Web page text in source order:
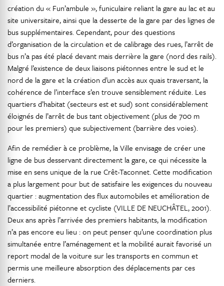
création du « Fun’ambule », funiculaire reliant la gare au lac et au
site universitaire, ainsi que la desserte de la gare par des lignes de
bus supplémentaires. Cependant, pour des questions
d’organisation de la circulation et de calibrage des rues, l’arrêt de
bus n’a pas été placé devant mais derrière la gare (nord des rails).
Malgré l’existence de deux liaisons piétonnes entre le sud et le
nord de la gare et la création d’un accès aux quais traversant, la
cohérence de l’interface s’en trouve sensiblement réduite. Les
quartiers d’habitat (secteurs est et sud) sont considérablement
éloignés de l’arrêt de bus tant objectivement (plus de 700 m
pour les premiers) que subjectivement (barrière des voies).
Afin de remédier à ce problème, la Ville envisage de créer une
ligne de bus desservant directement la gare, ce qui nécessite la
mise en sens unique de la rue Crêt-Taconnet. Cette modification
a plus largement pour but de satisfaire les exigences du nouveau
quartier : augmentation des flux automobiles et amélioration de
l’accessibilité piétonne et cycliste (VILLE DE NEUCHÂTEL, 2001).
Deux ans après l’arrivée des premiers habitants, la modification
n’a pas encore eu lieu : on peut penser qu’une coordination plus
simultanée entre l’aménagement et la mobilité aurait favorisé un
report modal de la voiture sur les transports en commun et
permis une meilleure absorption des déplacements par ces
derniers.